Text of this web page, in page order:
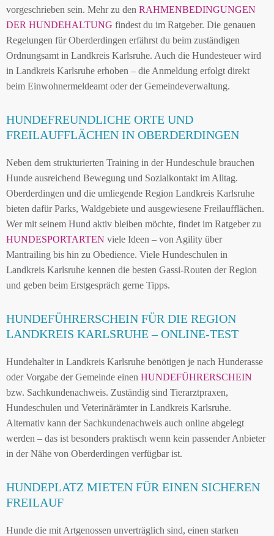
vorgeschrieben sein. Mehr zu den RAHMENBEDINGUNGEN
DER HUNDEHALTUNG findest du im Ratgeber. Die genauen
Regelungen für Oberderdingen erfährst du beim zuständigen
Ordnungsamt in Landkreis Karlsruhe. Auch die Hundesteuer wird
in Landkreis Karlsruhe erhoben – die Anmeldung erfolgt direkt
beim Einwohnermeldeamt oder der Gemeindeverwaltung.
HUNDEFREUNDLICHE ORTE UND
FREILAUFFLÄCHEN IN OBERDERDINGEN
Neben dem strukturierten Training in der Hundeschule brauchen
Hunde ausreichend Bewegung und Sozialkontakt im Alltag.
Oberderdingen und die umliegende Region Landkreis Karlsruhe
bieten dafür Parks, Waldgebiete und ausgewiesene Freilaufflächen.
Wer mit seinem Hund aktiv bleiben möchte, findet im Ratgeber zu
HUNDESPORTARTEN viele Ideen – von Agility über
Mantrailing bis hin zu Obedience. Viele Hundeschulen in
Landkreis Karlsruhe kennen die besten Gassi-Routen der Region
und geben beim Erstgespräch gerne Tipps.
HUNDEFÜHRERSCHEIN FÜR DIE REGION
LANDKREIS KARLSRUHE – ONLINE-TEST
Hundehalter in Landkreis Karlsruhe benötigen je nach Hunderasse
oder Vorgabe der Gemeinde einen HUNDEFÜHRERSCHEIN
bzw. Sachkundenachweis. Zuständig sind Tierarztpraxen,
Hundeschulen und Veterinärämter in Landkreis Karlsruhe.
Alternativ kann der Sachkundenachweis auch online abgelegt
werden – das ist besonders praktisch wenn kein passender Anbieter
in der Nähe von Oberderdingen verfügbar ist.
HUNDEPLATZ MIETEN FÜR EINEN SICHEREN
FREILAUF
Hunde die mit Artgenossen unverträglich sind, einen starken